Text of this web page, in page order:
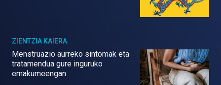
ZIENTZIA KAIERA
Menstruazio aurreko sintomak eta
tratamendua gure inguruko
emakumeengan